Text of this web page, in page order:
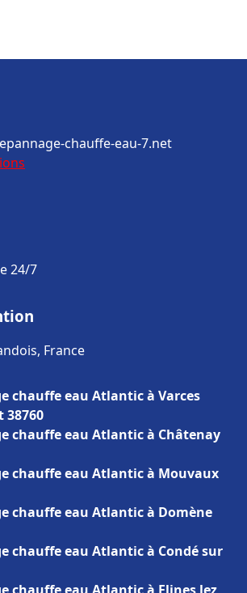
chauffe-eau-7.net
24/7
France
chauffe eau Atlantic à Varces
38760
chauffe eau Atlantic à Châtenay
chauffe eau Atlantic à Mouvaux
chauffe eau Atlantic à Domène
chauffe eau Atlantic à Condé sur